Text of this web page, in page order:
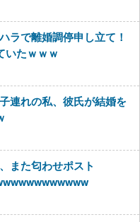
ラで離婚調停申し立て！
いたｗｗｗ
連れの私、彼氏が結婚を
また匂わせポスト